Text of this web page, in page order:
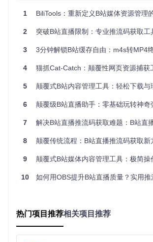
弹幕或刷新页面后再操作。
多账号批量管理：专业主播效率工具
准备：多个需要管理的B站账号信息。 执行
理模块中添加各个账号的登录信息，设置不
验证：切换不同账号时，工具能快速显示对
码，且参数保存完整。
该系统通过与B站直播API的无缝对接，自动
验证和信息获取流程，生成安全可靠的推流
中，无论是个人主播日常开播，还是MCN机
号，都能借助该系统快速获取推流码，确保
畅。
的多个步骤自动化，大大提升了效率。
1 BiliTools：重新定义B站媒体资源管理的
2 突破B站直播限制：专业推流码获取工
3 3分钟解锁B站缓存自由：m4s转MP4
4 猫抓Cat-Catch：颠覆性网页资源捕获
5 颠覆式B站内容管理工具：轻松下载与珍藏
6 颠覆级B站直播助手：零基础玩转神奇
7 解决B站直播推流码获取难题：B站直播推流工具
8 颠覆传统流程：B站直播推流码获取新
9 颠覆式B站媒体内容管理工具：极简操作实
10 如何用OBS提升B站直播质量？实用
热门项目推荐相关项目推荐